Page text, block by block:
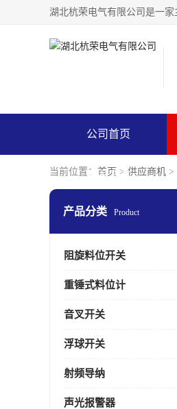
公司首页
联系方式
当前位置： 首页 > 供应商机 >
产品分类 Product
阻旋料位开关
重锤式料位计
音叉开关
浮球开关
射频导纳
声光报警器